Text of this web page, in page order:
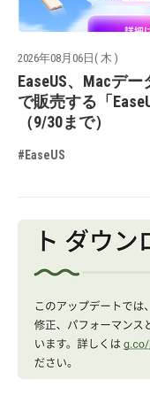
2026年08月06日( 木 )
EaseUS、Macデ
で販売する「
（9/30まで）
#EaseUS